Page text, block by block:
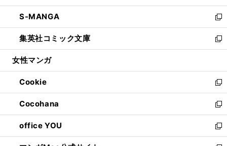
開
く
ウ
で
開
く
ン
ド
ウ
で
開
ウ
ィ
ン
ド
ウ
開
く
し
い
ウ
ィ
ン
ウ
で
開
く
S-MANGA
新
し
い
ウ
ン
ド
ウ
で
開
く
集英社コミック文庫
新
し
ウ
ィ
ン
ド
ウ
で
開
女性マンガ
Cookie
新
し
い
ウ
ィ
ン
Cocohana
新
し
い
ウ
office YOU
新
し